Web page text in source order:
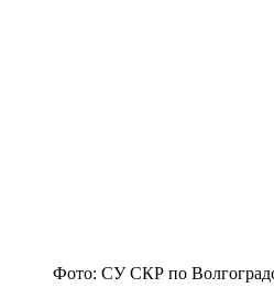
Фото: СУ СКР по